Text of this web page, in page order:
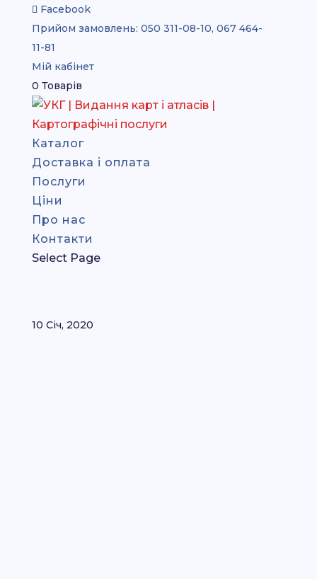
Facebook
Прийом замовлень: 050 311-08-10, 067 464-
11-81
Мій кабінет
0 Товарів
Каталог
Доставка і оплата
Послуги
Ціни
Про нас
Контакти
Select Page
10 Січ, 2020